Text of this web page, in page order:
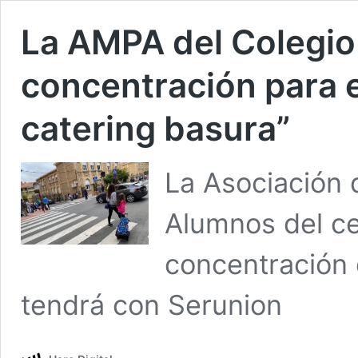
La AMPA del
concentración para
catering basura”
La Asociación
Alumnos del
concentración
tendrá con Serunion